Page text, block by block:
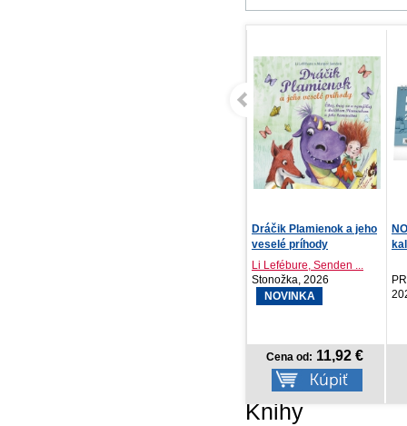
NOTIQUE Stolový
kalendár Plánovací
2027,...
PRESCOGROUP SK,
2026
Cena od: 2,07 €
Knihy